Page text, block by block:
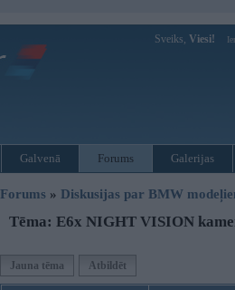
Sveiks, Viesi!
Galvenā Forums Galerijas
Forums » Diskusijas par BMW
Tēma: E6x NIGHT VISION
Jauna tēma Atbildēt